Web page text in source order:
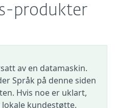
produkter
av en datamaskin.
Språk på denne siden
Hvis noe er uklart,
kundestøtte.